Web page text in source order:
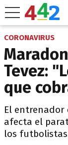
CORONAVIRUS
Tevez:
que
El entrenador
afecta el
los